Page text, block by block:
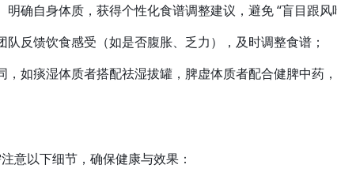
确自身体质，获得个性化食谱调整建议，避免 “盲目跟风
反馈饮食感受（如是否腹胀、乏力），及时调整食谱；
如痰湿体质者搭配祛湿拔罐，脾虚体质者配合健脾中药，
意以下细节，确保健康与效果：